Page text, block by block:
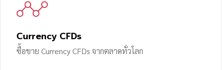
Currency CFDs
ซื้อขาย Currency CFDs จากตลาดทั่วโลก